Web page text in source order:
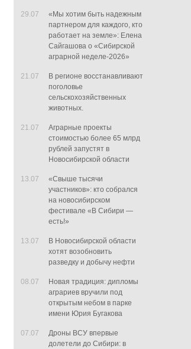
29.07
«Мы хотим быть надежным
партнером для каждого, кто
работает на земле»: Елена
Сайгашова о «Сибирской
аграрной неделе-2026»
21.07
В регионе восстанавливают
поголовье
сельскохозяйственных
животных.
21.07
Аграрные проекты
стоимостью более 65 млрд
рублей запустят в
Новосибирской области
13.07
«Свыше тысячи
участников»: кто собрался
на новосибирском
фестивале «В Сибири —
есть!»
13.07
В Новосибирской области
хотят возобновить
разведку и добычу нефти
08.07
Новая традиция: дипломы
аграриев вручили под
открытым небом в парке
имени Юрия Бугакова
07.07
Дроны ВСУ впервые
долетели до Сибири: в